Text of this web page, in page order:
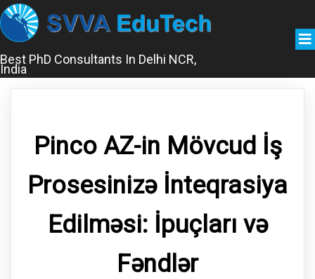
Best PhD Consultants In Delhi NCR,
India
Pinco AZ-in Mövcud İş
Prosesinizə İnteqrasiya
Edilməsi: İpuçları və
Fəndlər